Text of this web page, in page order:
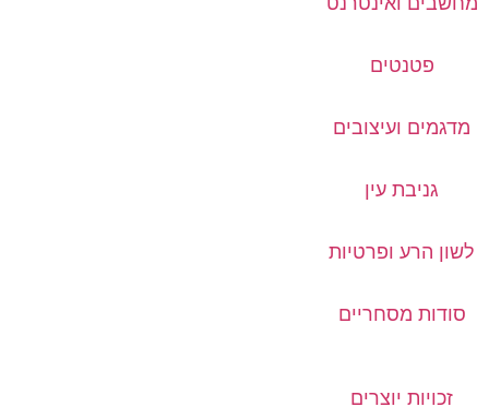
פטנטים
מדגמים ועיצובים
גניבת עין
לשון הרע ופרטיות
סודות מסחריים
זכויות יוצרים